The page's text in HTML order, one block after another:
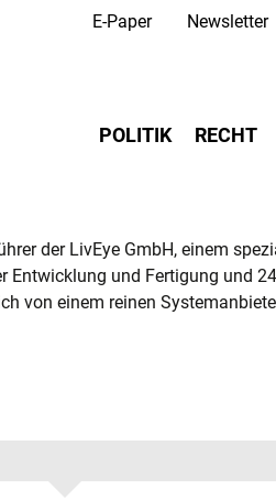
Direkt
Secondary Navigation
E-Paper Newsletter
Main navigation
POLITIK RECHT
der LivEye GmbH, einem
Entwicklung und Fertigung und
von einem reinen